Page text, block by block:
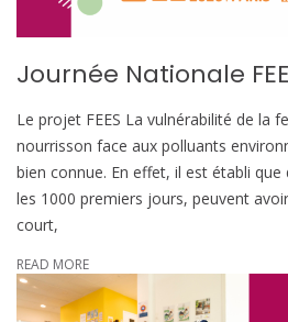
Journée Nationale
Le projet FEES La vulnérabilité de la
nourrisson face aux polluants
bien connue. En effet, il est établi
les 1000 premiers jours, peuvent
court,
READ MORE